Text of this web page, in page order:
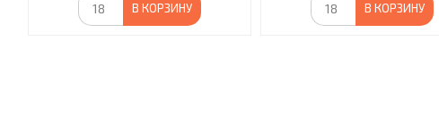
В КОРЗИНУ В КОРЗИНУ